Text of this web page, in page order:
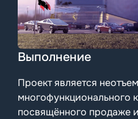
Выполнение
Проект является
многофункционального
посвящённого продаже